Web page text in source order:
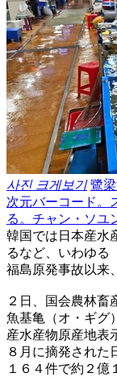
사진 크게보기 鷺
次元バーコード。
る。チャン・ソユ
韓国では日本産水
るなど、いわゆる
福島原発事故以来
２日、国会農林畜
魚基亀（オ・ギグ
産水産物原産地表
８月に摘発された
１６４件で約２億